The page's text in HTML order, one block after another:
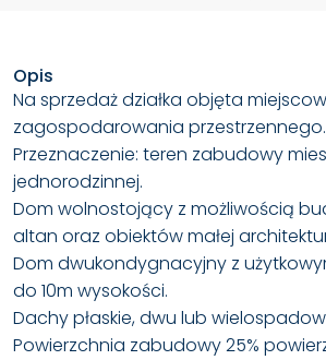
Opis
Na sprzedaż działka objęta
zagospodarowania przestrzennego.
Przeznaczenie: teren zabudowy
jednorodzinnej.
Dom wolnostojący z możliwością
altan oraz obiektów małej
Dom dwukondygnacyjny z
do 10m wysokości.
Dachy płaskie, dwu lub
Powierzchnia zabudowy 25%